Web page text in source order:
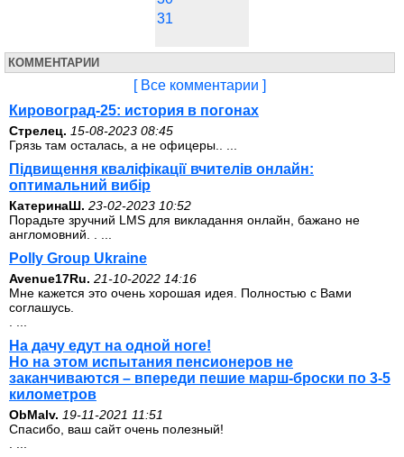
31
КОММЕНТАРИИ
[ Все комментарии ]
Кировоград-25: история в погонах
Стрелец. 15-08-2023 08:45
Грязь там осталась, а не офицеры.. ...
Підвищення кваліфікації вчителів онлайн:
оптимальний вибір
КатеринаШ. 23-02-2023 10:52
Порадьте зручний LMS для викладання онлайн, бажано не
англомовний. . ...
Polly Group Ukraine
Avenue17Ru. 21-10-2022 14:16
Мне кажется это очень хорошая идея. Полностью с Вами
соглашусь.
На дачу едут на одной ноге!
Но на этом испытания пенсионеров не
заканчиваются – впереди пешие марш-броски по 3-5
километров
ОbMalv. 19-11-2021 11:51
Спасибо, ваш сайт очень полезный!